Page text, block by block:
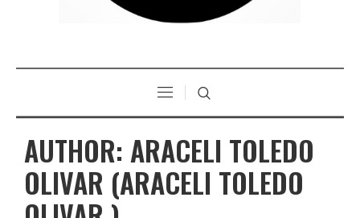
AUTHOR: ARACELI TOLEDO
OLIVAR (ARACELI TOLEDO